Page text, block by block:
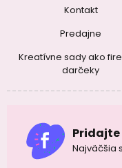
Kontakt
Predajne
Kreatívne sady ako
darčeky
Pridajte
Najväčšia